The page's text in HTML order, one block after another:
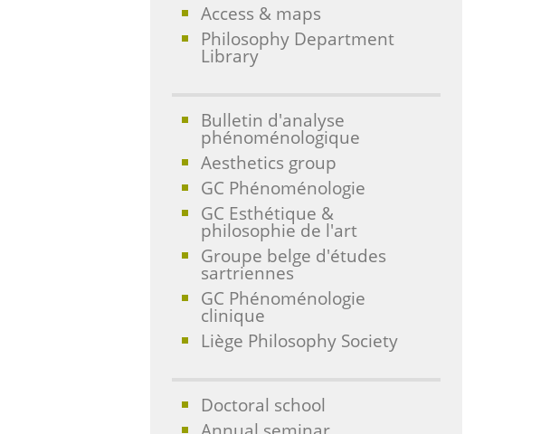
Access & maps
Philosophy Department
Library
Bulletin d'analyse
phénoménologique
Aesthetics group
GC Phénoménologie
GC Esthétique &
philosophie de l'art
Groupe belge d'études
sartriennes
GC Phénoménologie
clinique
Liège Philosophy Society
Doctoral school